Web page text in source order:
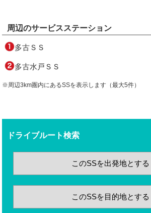
周辺のサービスステーション
多古ＳＳ
多古水戸ＳＳ
※周辺3km圏内にあるSSを表示します（最大5件）
ドライブルート検索
このSSを出発地とする
このSSを目的地とする